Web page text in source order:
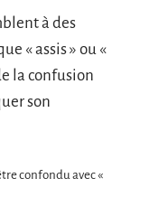
à des
« assis » ou «
la confusion
son
confondu avec «